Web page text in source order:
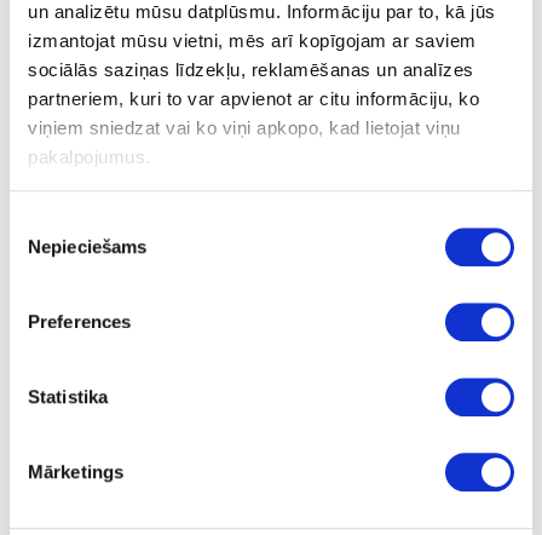
un analizētu mūsu datplūsmu. Informāciju par to, kā jūs
izmantojat mūsu vietni, mēs arī kopīgojam ar saviem
sociālās saziņas līdzekļu, reklamēšanas un analīzes
partneriem, kuri to var apvienot ar citu informāciju, ko
viņiem sniedzat vai ko viņi apkopo, kad lietojat viņu
pakalpojumus.
izvēle
Nepieciešams
Preferences
Statistika
Mārketings
Zeņķis LEUCO urbjiem D-4mm, D-
16mm, H-15mm, labais
Nosūtīt saiti uz produktu
L